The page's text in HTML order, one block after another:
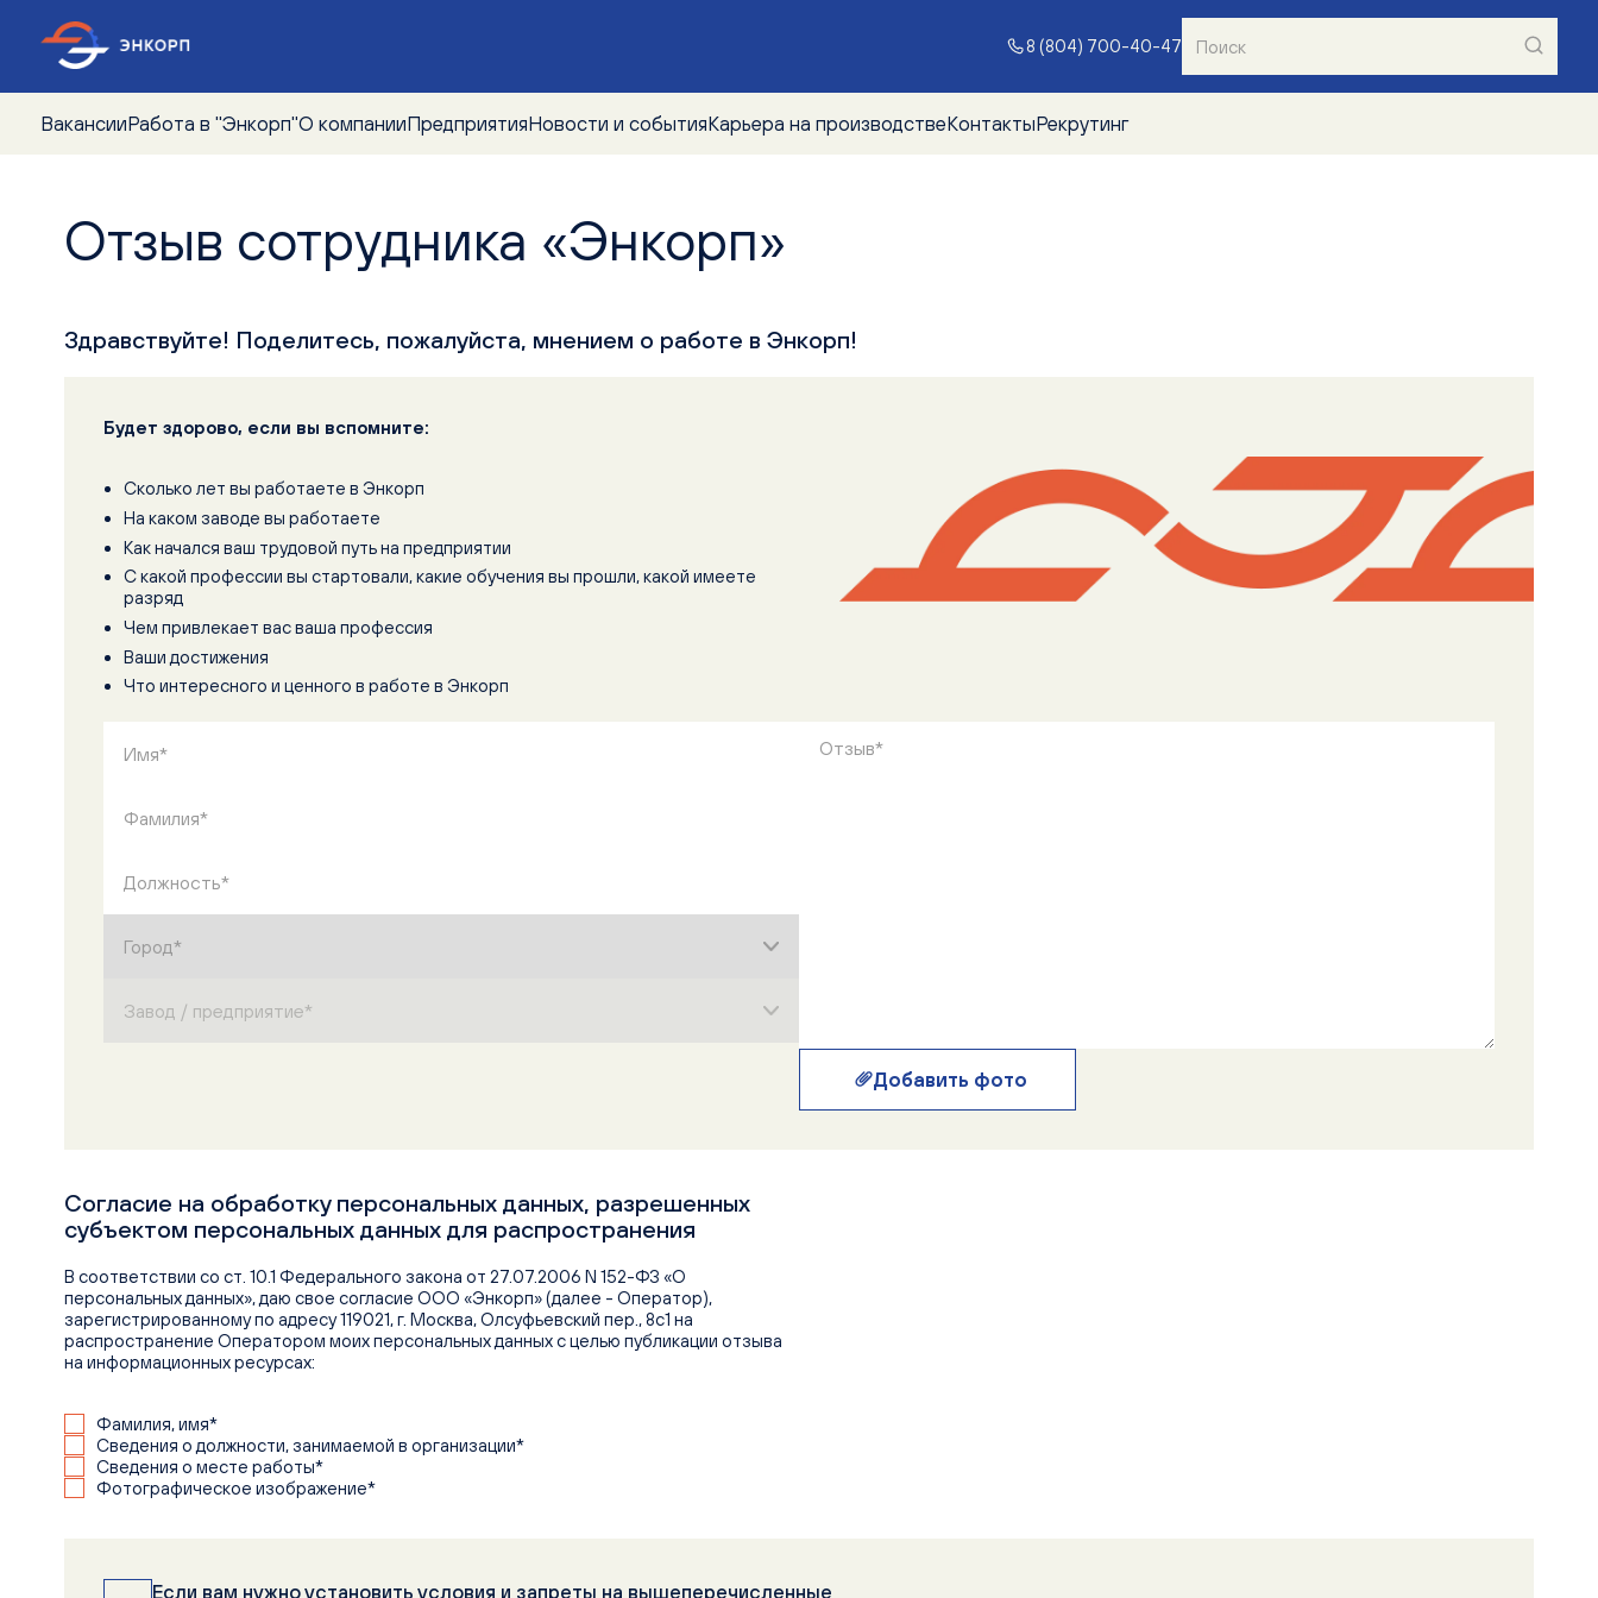
8 (804) 700-40-47
Вакансии
Вакансии по городам
Вакансии по предприятиям
Работа в "Энкорп"
Работникам с опытом
О компанииПредприятияНовости и событияКарьера на производствеКонтактыРекрутинг
Отзыв сотрудника «Энкорп»
Здравствуйте! Поделитесь, пожалуйста, мнением о работе в Энкорп!
Будет здорово, если вы вспомните:
Сколько лет вы работаете в Энкорп
На каком заводе вы работаете
Как начался ваш трудовой путь на предприятии
С какой профессии вы стартовали, какие обучения вы прошли, какой имеете
разряд
Чем привлекает вас ваша профессия
Ваши достижения
Что интересного и ценного в работе в Энкорп
Добавить фото
Согласие на обработку персональных данных, разрешенных
субъектом персональных данных для распространения
В соответствии со ст. 10.1 Федерального закона от 27.07.2006 N 152-ФЗ «О
персональных данных», даю свое согласие ООО «Энкорп» (далее - Оператор),
зарегистрированному по адресу 119021, г. Москва, Олсуфьевский пер., 8с1 на
распространение Оператором моих персональных данных с целью публикации отзыва
на информационных ресурсах:
Фамилия, имя*
Сведения о должности, занимаемой в организации*
Сведения о месте работы*
Фотографическое изображение*
Eсли вам нужно установить условия и запреты на вышеперечисленные